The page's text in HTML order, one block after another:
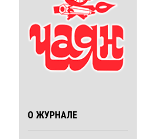
О ЖУРНАЛЕ